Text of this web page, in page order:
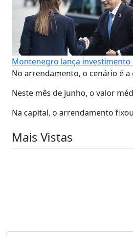
Montenegro lança investimento
No arrendamento, o cenário é
Neste mês de junho, o valor
Na capital, o arrendamento
Mais Vistas